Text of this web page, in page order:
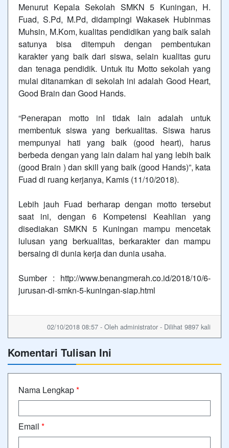
Menurut Kepala Sekolah SMKN 5 Kuningan, H.
Fuad, S.Pd, M.Pd, didampingi Wakasek Hubinmas
Muhsin, M.Kom, kualitas pendidikan yang baik salah
satunya bisa ditempuh dengan pembentukan
karakter yang baik dari siswa, selain kualitas guru
dan tenaga pendidik. Untuk itu Motto sekolah yang
mulai ditanamkan di sekolah ini adalah Good Heart,
Good Brain dan Good Hands.
“Penerapan motto inI tidak lain adalah untuk
membentuk siswa yang berkualitas. Siswa harus
mempunyai hati yang baik (good heart), harus
berbeda dengan yang lain dalam hal yang lebih baik
(good Brain ) dan skill yang baik (good Hands)”, kata
Fuad di ruang kerjanya, Kamis (11/10/2018).
Lebih jauh Fuad berharap dengan motto tersebut
saat ini, dengan 6 Kompetensi Keahlian yang
disediakan SMKN 5 Kuningan mampu mencetak
lulusan yang berkualitas, berkarakter dan mampu
bersaing di dunia kerja dan dunia usaha.
Sumber : http://www.benangmerah.co.id/2018/10/6-
jurusan-di-smkn-5-kuningan-siap.html
02/10/2018 08:57 - Oleh administrator - Dilihat 9897 kali
Komentari Tulisan Ini
Nama Lengkap*
Email *